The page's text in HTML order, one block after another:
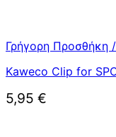
Γρήγορη Προσθήκη
Kaweco Clip for
5,95 €